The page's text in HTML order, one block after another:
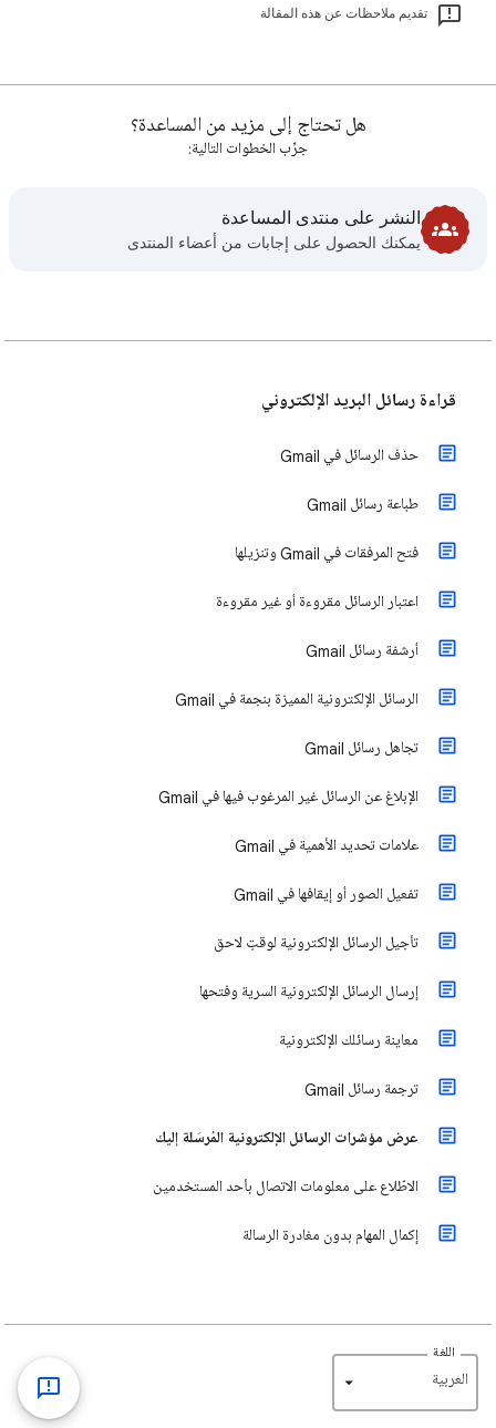
تقديم ملاحظات عن هذه المقالة
هل تحتاج إلى مزيد من المساعدة؟
جرِّب الخطوات التالية:
النشر على منتدى المساعدة
يمكنك الحصول على إجابات من أعضاء المنتدى
قراءة رسائل البريد الإلكتروني
حذف الرسائل في Gmail
طباعة رسائل Gmail
فتح المرفقات في Gmail وتنزيلها
اعتبار الرسائل مقروءة أو غير مقروءة
أرشفة رسائل Gmail
الرسائل الإلكترونية المميزة بنجمة في Gmail
تجاهل رسائل Gmail
الإبلاغ عن الرسائل غير المرغوب فيها في Gmail
علامات تحديد الأهمية في Gmail
تفعيل الصور أو إيقافها في Gmail
تأجيل الرسائل الإلكترونية لوقتٍ لاحق
إرسال الرسائل الإلكترونية السرية وفتحها
معاينة رسائلك الإلكترونية
ترجمة رسائل Gmail
عرض مؤشرات الرسائل الإلكترونية المُرسَلة إليك
الاطّلاع على معلومات الاتصال بأحد المستخدمين
إكمال المهام بدون مغادرة الرسالة
اللغة
‏العربية